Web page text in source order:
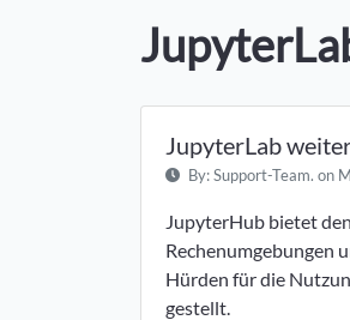
JupyterLab
By:Support-Team. on
JupyterHub bietet
Rechenumgebungen
Hürden für die
gestellt.